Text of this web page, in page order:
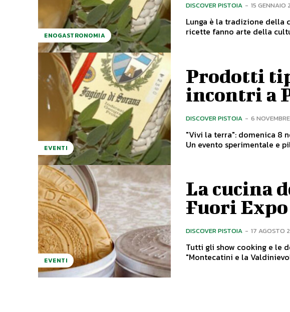
ENOGASTRONOMIA
DISCOVER PISTOIA - 15 GENNAIO
Lunga è la tradizione della
ricette fanno arte della
EVENTI
Prodotti
incontri a
DISCOVER PISTOIA - 6
"Vivi la terra": domenica 8
Un evento sperimentale e
EVENTI
La cucina
Fuori Expo
DISCOVER PISTOIA - 17 AGOSTO
Tutti gli show cooking e le
"Montecatini e la